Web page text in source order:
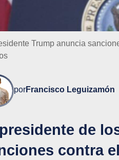
Trump anuncia
porFrancisco Leguizamón
de
contra